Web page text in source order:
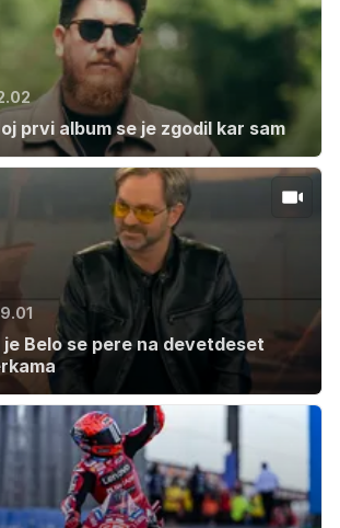
prvi album se je zgodil kar sam
Belo se pere na devetdeset